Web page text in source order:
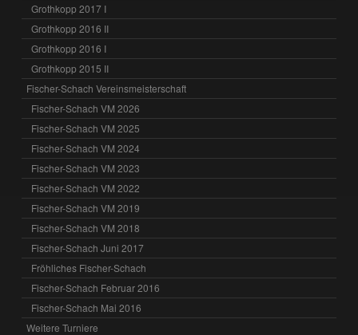
Grothkopp 2017 I
Grothkopp 2016 II
Grothkopp 2016 I
Grothkopp 2015 II
Fischer-Schach Vereinsmeisterschaft
Fischer-Schach VM 2026
Fischer-Schach VM 2025
Fischer-Schach VM 2024
Fischer-Schach VM 2023
Fischer-Schach VM 2022
Fischer-Schach VM 2019
Fischer-Schach VM 2018
Fischer-Schach Juni 2017
Fröhliches Fischer-Schach
Fischer-Schach Februar 2016
Fischer-Schach Mai 2016
Weitere Turniere